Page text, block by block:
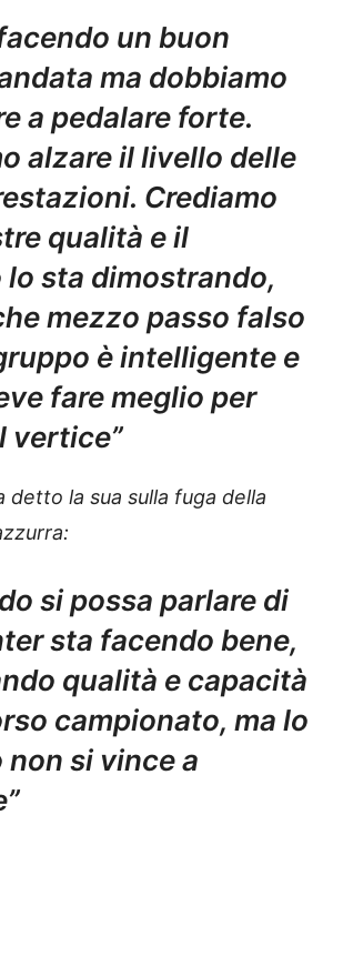
un buon
ma dobbiamo
a pedalare forte.
alzare il livello delle
Crediamo
qualità e il
lo sta dimostrando,
mezzo passo falso
è intelligente e
fare meglio per
vertice”
detto la sua sulla fuga della
si possa parlare di
sta facendo bene,
qualità e capacità
campionato, ma lo
si vince a